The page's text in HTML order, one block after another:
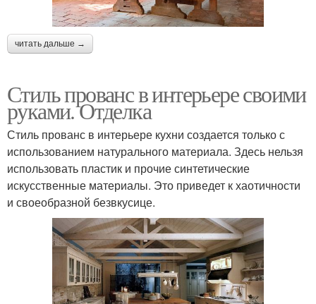
читать дальше →
Стиль прованс в интерьере своими
руками. Отделка
Стиль прованс в интерьере кухни создается только с
использованием натурального материала. Здесь нельзя
использовать пластик и прочие синтетические
искусственные материалы. Это приведет к хаотичности
и своеобразной безвкусице.